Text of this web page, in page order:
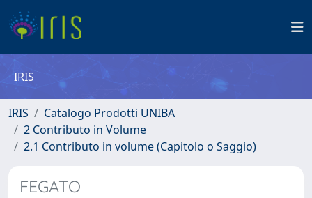
IRIS
IRIS
Catalogo Prodotti UNIBA
2 Contributo in Volume
2.1 Contributo in volume (Capitolo o Saggio)
FEGATO